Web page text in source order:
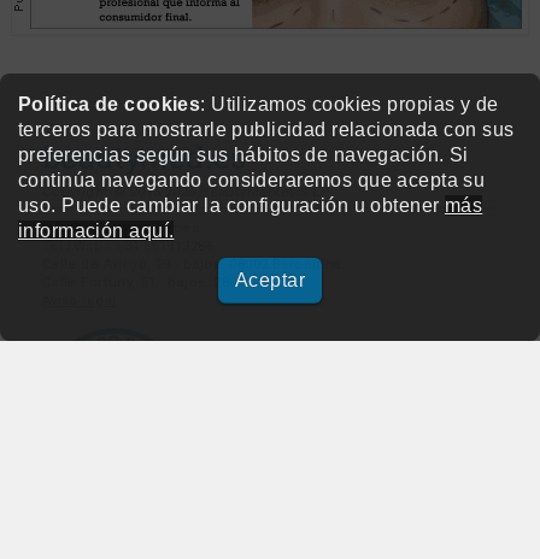
Política de cookies: Utilizamos cookies propias y de
terceros para mostrarle publicidad relacionada con sus
preferencias según sus hábitos de navegación. Si
continúa navegando consideraremos que acepta su
uso. Puede cambiar la configuración u obtener más
información aquí.
Aceptar
beautymed.es
Copyright © 2015-2026 BeautyMarket S.L.
info@beautymarket.es
Calle de Avinyó, 29 - bajos. 08002 Barcelona
Calle Fortuny, 51 - bajos. 28010 Madrid